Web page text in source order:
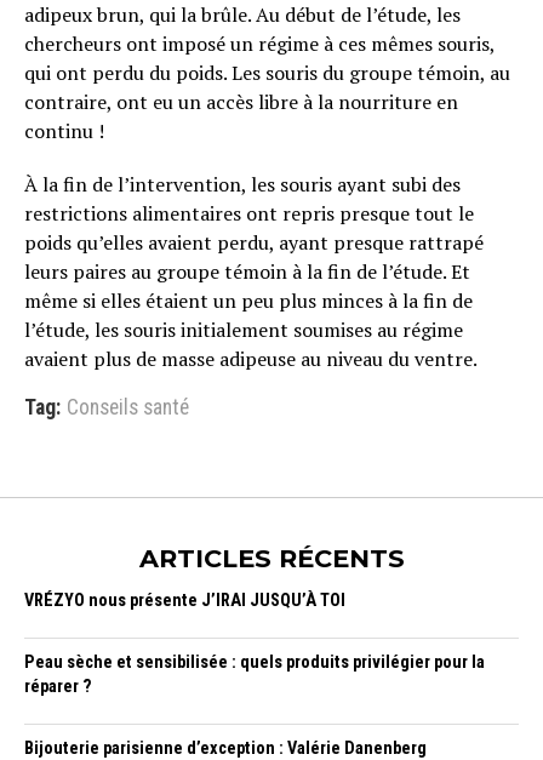
adipeux brun, qui la brûle. Au début de l’étude, les
chercheurs ont imposé un régime à ces mêmes souris,
qui ont perdu du poids. Les souris du groupe témoin, au
contraire, ont eu un accès libre à la nourriture en
continu !
À la fin de l’intervention, les souris ayant subi des
restrictions alimentaires ont repris presque tout le
poids qu’elles avaient perdu, ayant presque rattrapé
leurs paires au groupe témoin à la fin de l’étude. Et
même si elles étaient un peu plus minces à la fin de
l’étude, les souris initialement soumises au régime
avaient plus de masse adipeuse au niveau du ventre.
Tag: Conseils santé
ARTICLES RÉCENTS
VRÉZYO nous présente J’IRAI JUSQU’À TOI
Peau sèche et sensibilisée : quels produits privilégier pour la
réparer ?
Bijouterie parisienne d’exception : Valérie Danenberg